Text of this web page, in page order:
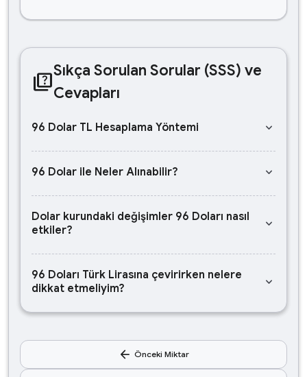
quizSıkça Sorulan Sorular (SSS) ve
Cevapları
96 Dolar TL Hesaplama Yöntemi keyboard_arrow_down
96 Dolar ile Neler Alınabilir? keyboard_arrow_down
Dolar kurundaki değişimler 96 Doları nasıl
etkiler?
keyboard_arrow_down
96 Doları Türk Lirasına çevirirken nelere
dikkat etmeliyim?
keyboard_arrow_down
arrow_back Önceki Miktar